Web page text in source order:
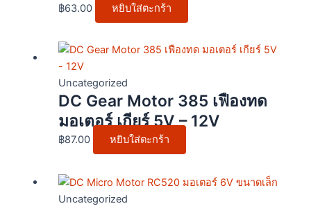
฿63.00 หยิบใส่ตะกร้า
Uncategorized
DC Gear Motor 385 เฟืองทด
มอเตอร์ เกียร์ 5V – 12V
฿87.00 หยิบใส่ตะกร้า
Uncategorized